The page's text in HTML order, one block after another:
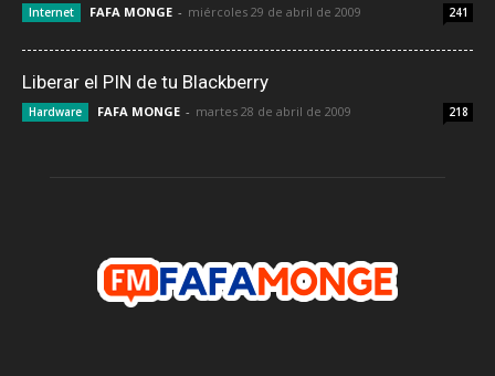
Internet FAFA MONGE - miércoles 29 de abril de 2009 241
Liberar el PIN de tu Blackberry
Hardware FAFA MONGE - martes 28 de abril de 2009 218